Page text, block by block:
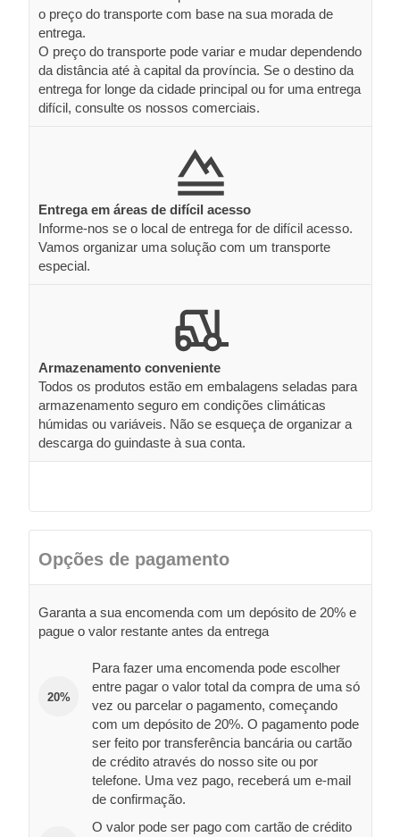
o preço do transporte com base na sua morada de
entrega.
O preço do transporte pode variar e mudar dependendo
da distância até à capital da província. Se o destino da
entrega for longe da cidade principal ou for uma entrega
difícil, consulte os nossos comerciais.
Entrega em áreas de difícil acesso
Informe-nos se o local de entrega for de difícil acesso.
Vamos organizar uma solução com um transporte
especial.
Armazenamento conveniente
Todos os produtos estão em embalagens seladas para
armazenamento seguro em condições climáticas
húmidas ou variáveis. Não se esqueça de organizar a
descarga do guindaste à sua conta.
Opções de pagamento
Garanta a sua encomenda com um depósito de 20% e
pague o valor restante antes da entrega
20%
Para fazer uma encomenda pode escolher
entre pagar o valor total da compra de uma só
vez ou parcelar o pagamento, começando
com um depósito de 20%. O pagamento pode
ser feito por transferência bancária ou cartão
de crédito através do nosso site ou por
telefone. Uma vez pago, receberá um e-mail
de confirmação.
O valor pode ser pago com cartão de crédito